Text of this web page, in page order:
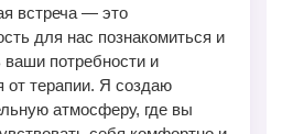
встреча — это
для нас познакомиться и
ваши потребности и
от терапии. Я создаю
атмосферу, где вы